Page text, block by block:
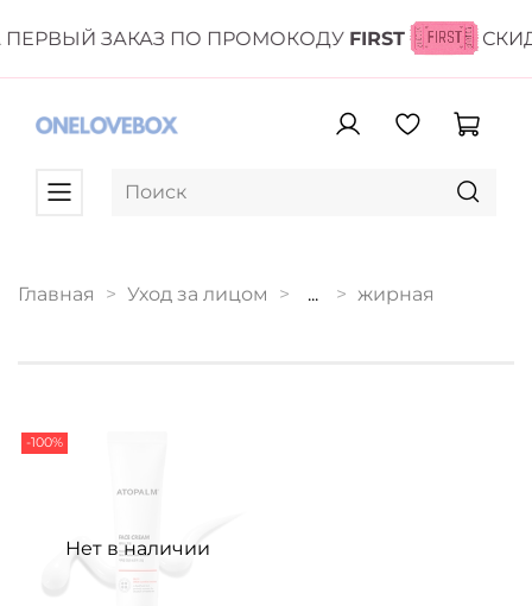
ЗАКАЗ ПО ПРОМОКОДУ FIRST
Главная Уход за лицом ... жирная
Нет в наличии
-100%